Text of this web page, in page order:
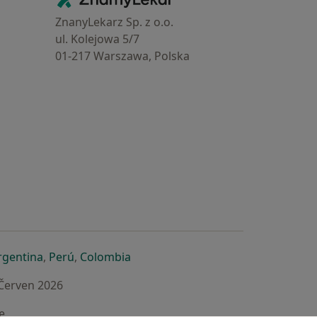
ZnanyLekarz Sp. z o.o.
ul. Kolejowa 5/7
01-217 Warszawa, Polska
záložce
nové záložce
v nové záložce
se otevře v nové záložce
, Perúse otevře v nové záložce
, Colombiase otevře v nové záložce
2026